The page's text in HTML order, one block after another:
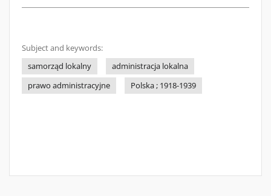
Subject and keywords:
samorząd lokalny
administracja lokalna
prawo administracyjne
Polska ; 1918-1939